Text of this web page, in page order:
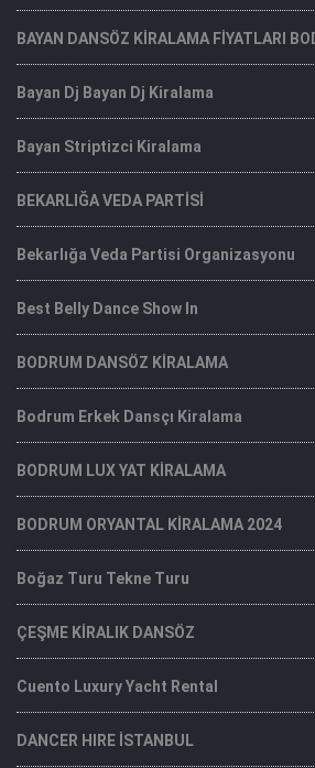
BAYAN DANSÖZ KİRALAMA FİYATLARI
Bayan Dj Bayan Dj Kiralama
Bayan Striptizci Kiralama
BEKARLIĞA VEDA PARTİSİ
Bekarlığa Veda Partisi Organizasyonu
Best Belly Dance Show In
BODRUM DANSÖZ KİRALAMA
Bodrum Erkek Dansçı Kiralama
BODRUM LUX YAT KİRALAMA
BODRUM ORYANTAL KİRALAMA 2024
Boğaz Turu Tekne Turu
ÇEŞME KİRALIK DANSÖZ
Cuento Luxury Yacht Rental
DANCER HIRE İSTANBUL